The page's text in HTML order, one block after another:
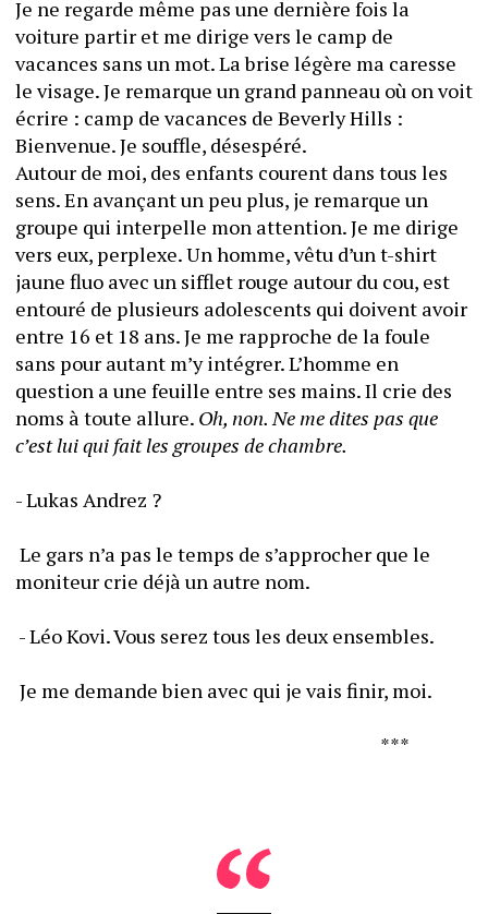
Je ne regarde même pas une dernière fois la
voiture partir et me dirige vers le camp de
vacances sans un mot. La brise légère ma caresse
le visage. Je remarque un grand panneau où on voit
écrire : camp de vacances de Beverly Hills :
Bienvenue. Je souffle, désespéré.
Autour de moi, des enfants courent dans tous les
sens. En avançant un peu plus, je remarque un
groupe qui interpelle mon attention. Je me dirige
vers eux, perplexe. Un homme, vêtu d’un t-shirt
jaune fluo avec un sifflet rouge autour du cou, est
entouré de plusieurs adolescents qui doivent avoir
entre 16 et 18 ans. Je me rapproche de la foule
sans pour autant m’y intégrer. L’homme en
question a une feuille entre ses mains. Il crie des
noms à toute allure. Oh, non. Ne me dites pas que
c’est lui qui fait les groupes de chambre.
- Lukas Andrez ?
Le gars n’a pas le temps de s’approcher que le
moniteur crie déjà un autre nom.
- Léo Kovi. Vous serez tous les deux ensembles.
Je me demande bien avec qui je vais finir, moi.
                                                                                    ***